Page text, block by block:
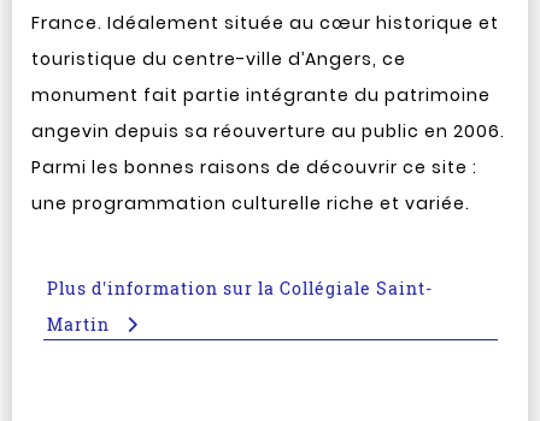
France. Idéalement située au cœur historique et
touristique du centre-ville d’Angers, ce
monument fait partie intégrante du patrimoine
angevin depuis sa réouverture au public en 2006.
Parmi les bonnes raisons de découvrir ce site :
une programmation culturelle riche et variée.
Plus d'information sur la Collégiale Saint-
Martin